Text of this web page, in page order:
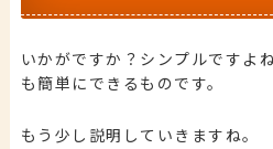
いかがですか？シンプルですよ
も簡単にできるものです。
もう少し説明していきますね。